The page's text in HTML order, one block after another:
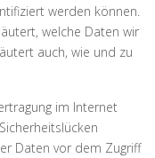
werden können.
welche Daten wir
auch, wie und zu
im Internet
Daten vor dem Zugriff